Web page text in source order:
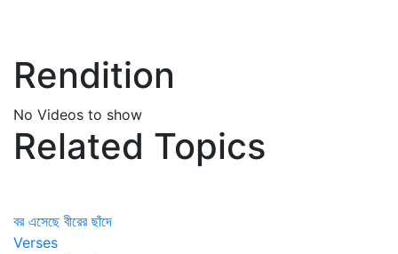
Rendition
No Videos to show
Related Topics
বর এসেছে বীরের ছাঁদে
Verses